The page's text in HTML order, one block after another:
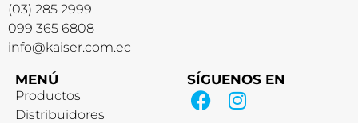
(03) 285 2999
099 365 6808
info@kaiser.com.ec
MENÚ
Productos
Distribuidores
SÍGUENOS EN